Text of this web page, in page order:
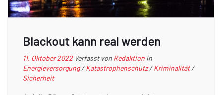
Blackout kann real werden
11. Oktober 2022 Verfasst von Redaktion in
Energieversorgung/Katastrophenschutz/Kriminalität/
Sicherheit